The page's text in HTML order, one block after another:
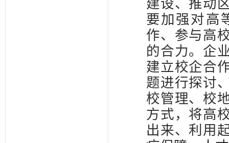
建设、推动
要加强对高
作、参与高
的合力。企
建立校企合
题进行探讨
校管理、校
方式，将高
出来、利用